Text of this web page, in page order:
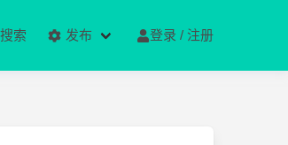
搜索 发布 登录 / 注册